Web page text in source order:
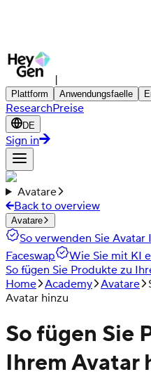
|
Plattform Anwendungsfaelle
ResearchPreise
DE
Sign in
Avatare
Back to overview
Avatare
So verwenden Sie Avatar
Faceswap
Wie Sie mit KI
So fügen Sie Produkte zu
Home Academy Avatare
Avatar hinzu
So fügen Sie
Ihrem Avatar